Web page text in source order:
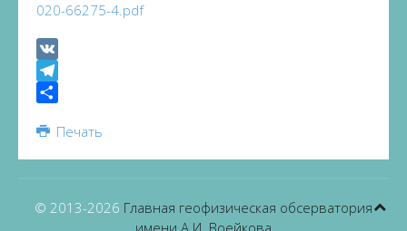
020-66275-4.pdf
VK
Telegram
Печать
© 2013-2026 Главная геофизическая обсерватория
имени А.И. Воейкова